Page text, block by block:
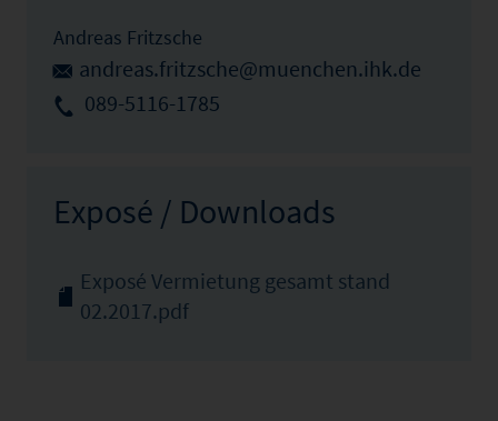
Andreas Fritzsche
andreas.fritzsche@muenchen.ihk.de
089-5116-1785
Exposé / Downloads
Exposé Vermietung gesamt stand
02.2017.pdf